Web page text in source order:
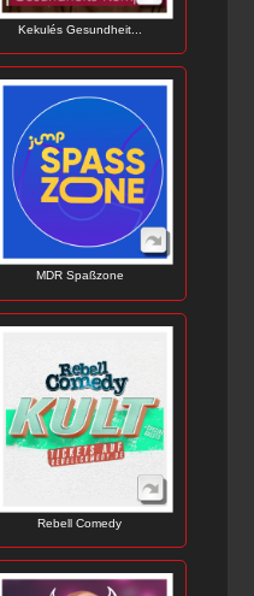
Kekulés Gesundheit...
MDR Spaßzone
Rebell Comedy